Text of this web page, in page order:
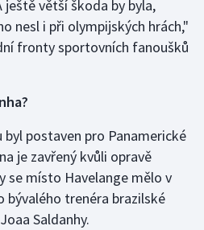
větší škoda by byla,
nesl i při olympijských hrách,"
fronty sportovních fanoušků
postaven pro Panamerické
je zavřený kvůli opravě
se místo Havelange mělo v
bývalého trenéra brazilské
Saldanhy.